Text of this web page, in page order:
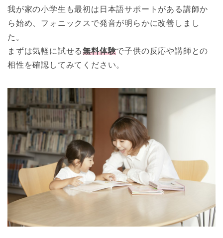
我が家の小学生も最初は日本語サポートがある講師か
ら始め、フォニックスで発音が明らかに改善しまし
た。
まずは気軽に試せる無料体験で子供の反応や講師との
相性を確認してみてください。